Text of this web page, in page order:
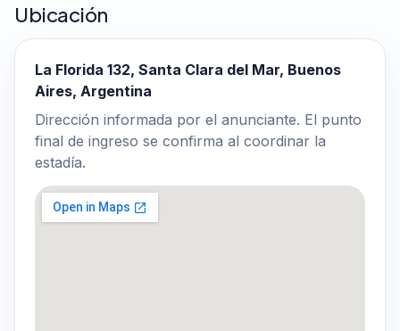
Ubicación
La Florida 132, Santa Clara del Mar, Buenos
Aires, Argentina
Dirección informada por el anunciante. El punto
final de ingreso se confirma al coordinar la
estadía.